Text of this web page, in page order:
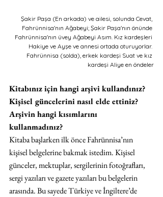
Şakir Paşa (En arkada) ve ailesi, solunda Cevat,
Fahrünnisa'nın Ağabeyi; Şakir Paşa'nın önünde
Fahrünnisa'nın üvey Ağabeyi Asım. Kız kardeşleri
Hakiye ve Ayşe ve annesi ortada oturuyorlar.
Fahrünnisa (solda), erkek kardeşi Suat ve kız
kardeşi Aliye en öndeler
Kitabınız için hangi arşivi kullandınız?
Kişisel güncelerini nasıl elde ettiniz?
Arşivin hangi kısımlarını
kullanmadınız?
Kitaba başlarken ilk önce Fahrünnisa’nın
kişisel belgelerine bakmak istedim. Kişisel
günceler, mektuplar, sergilerinin fotoğrafları,
sergi yazıları ve gazete yazıları bu belgelerin
arasında. Bu sayede Türkiye ve İngiltere’de